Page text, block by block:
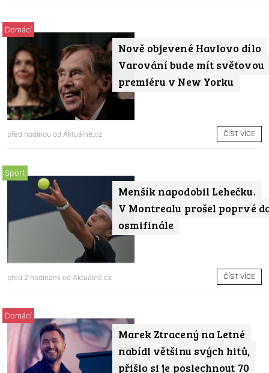
Nově objevené Havlovo dílo
Varování bude mít světovou
premiéru v New Yorku
Domácí
před hodinou od Aktuálně.cz ČÍST VÍCE
Menšík napodobil Lehečku.
V Montrealu prošel poprvé
osmifinále
Sport
před 2 hodinami od Aktuálně.cz ČÍST VÍCE
Marek Ztracený na Letné
nabídl většinu svých hitů,
přišlo si je poslechnout 70
Domácí